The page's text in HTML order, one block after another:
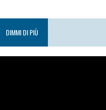
DIMMI DI PIÙ